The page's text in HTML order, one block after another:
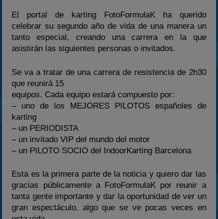
El portal de karting FotoFormulaK ha querido
celebrar su segundo año de vida de una manera un
tanto especial, creando una carrera en la que
asistirán las siguientes personas o invitados.
Se va a tratar de una carrera de resistencia de 2h30
que reunirá 15
equipos. Cada equipo estará compuesto por:
– uno de los MEJORES PILOTOS españoles de
karting
– un PERIODISTA
– un invitado VIP del mundo del motor
– un PILOTO SOCIO del IndoorKarting Barcelona
Esta es la primera parte de la noticia y quiero dar las
gracias públicamente a FotoFormulaK por reunir a
tanta gente importante y dar la oportunidad de ver un
gran espectáculo, algo que se ve pocas veces en